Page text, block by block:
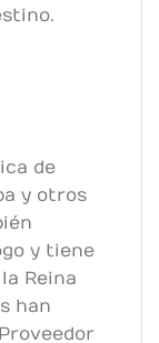
de
y otros
y tiene
Reina
han